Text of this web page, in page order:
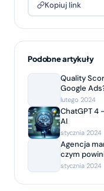
Kopiuj link
Podobne artykuły
Quality
Google
lutego 2024
ChatGPT 4
AI
stycznia 2024
Agencja
czym
współpracę?
stycznia 2024